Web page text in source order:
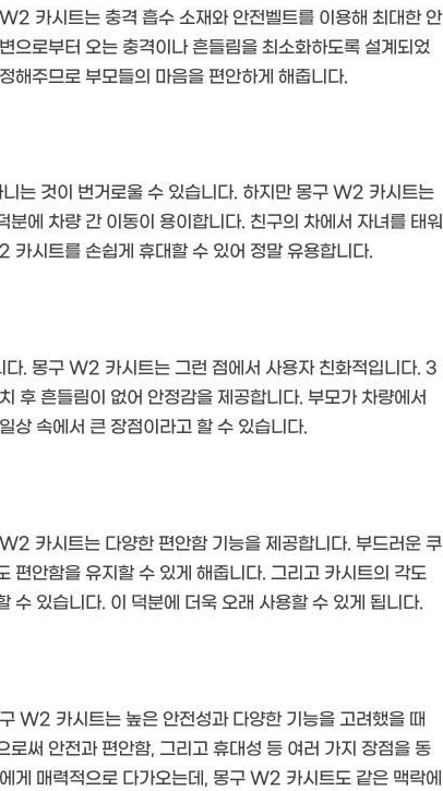
카시트는 충격 흡수 소재와 안전벨트를 이용해 최대한 안
으로부터 오는 충격이나 흔들림을 최소화하도록 설계되었
해주므로 부모들의 마음을 편안하게 해줍니다.
는 것이 번거로울 수 있습니다. 하지만 몽구 W2 카시트는
에 차량 간 이동이 용이합니다. 친구의 차에서 자녀를 태워
카시트를 손쉽게 휴대할 수 있어 정말 유용합니다.
. 몽구 W2 카시트는 그런 점에서 사용자 친화적입니다. 3
후 흔들림이 없어 안정감을 제공합니다. 부모가 차량에서
상 속에서 큰 장점이라고 할 수 있습니다.
카시트는 다양한 편안함 기능을 제공합니다. 부드러운 쿠
편안함을 유지할 수 있게 해줍니다. 그리고 카시트의 각도
수 있습니다. 이 덕분에 더욱 오래 사용할 수 있게 됩니다.
W2 카시트는 높은 안전성과 다양한 기능을 고려했을 때
써 안전과 편안함, 그리고 휴대성 등 여러 가지 장점을 동
게 매력적으로 다가오는데, 몽구 W2 카시트도 같은 맥락에